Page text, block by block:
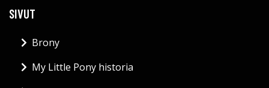
SIVUT
Brony
My Little Pony historia